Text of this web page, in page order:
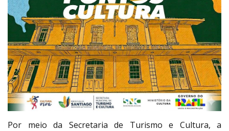
Por meio da Secretaria de Turismo e Cultura, a